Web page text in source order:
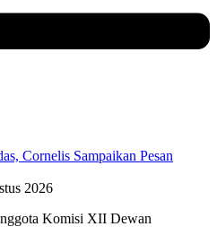
Cornelis Sampaikan Pesan
2026
Komisi XII Dewan